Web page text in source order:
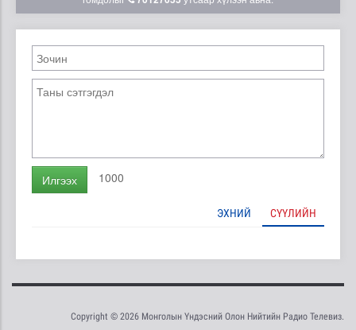
Илгээх 1000
ЭХНИЙ СҮҮЛИЙН
Copyright © 2026 Монголын Үндэсний Олон Нийтийн Радио Телевиз.